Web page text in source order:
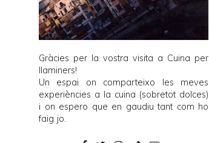
Gràcies per la vostra visita a Cuina per
llaminers!
Un espai on comparteixo les meves
experiències a la cuina (sobretot dolces)
i on espero que en gaudiu tant com ho
faig jo.